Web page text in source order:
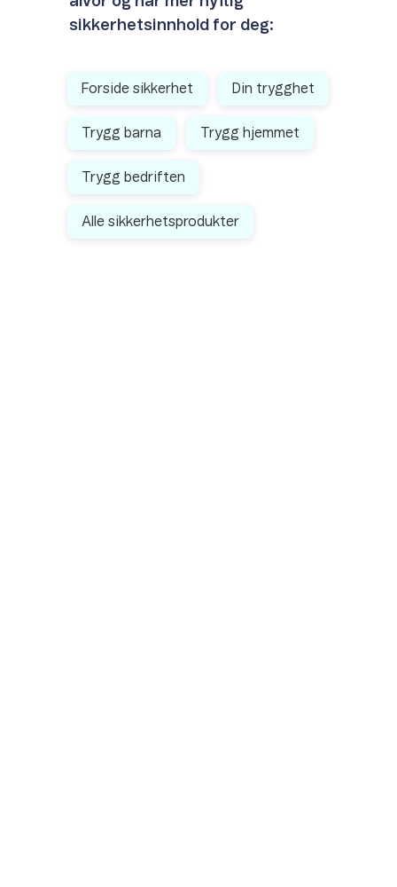
sikkerhetsinnhold for deg:
Forside sikkerhet Din trygghet
Trygg barna Trygg hjemmet
Trygg bedriften
Alle sikkerhetsprodukter